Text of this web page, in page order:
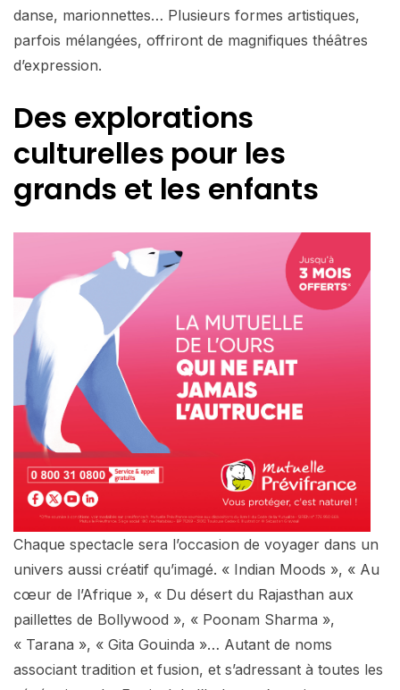
danse, marionnettes… Plusieurs formes artistiques,
parfois mélangées, offriront de magnifiques théâtres
d’expression.
Des explorations
culturelles pour les
grands et les enfants
Chaque spectacle sera l’occasion de voyager dans un
univers aussi créatif qu’imagé. « Indian Moods », « Au
cœur de l’Afrique », « Du désert du Rajasthan aux
paillettes de Bollywood », « Poonam Sharma »,
« Tarana », « Gita Gouinda »… Autant de noms
associant tradition et fusion, et s’adressant à toutes les